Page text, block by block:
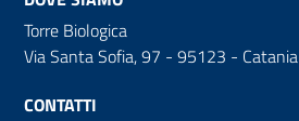
Torre Biologica
Via Santa Sofia, 97 - 95123 - Catania
CONTATTI